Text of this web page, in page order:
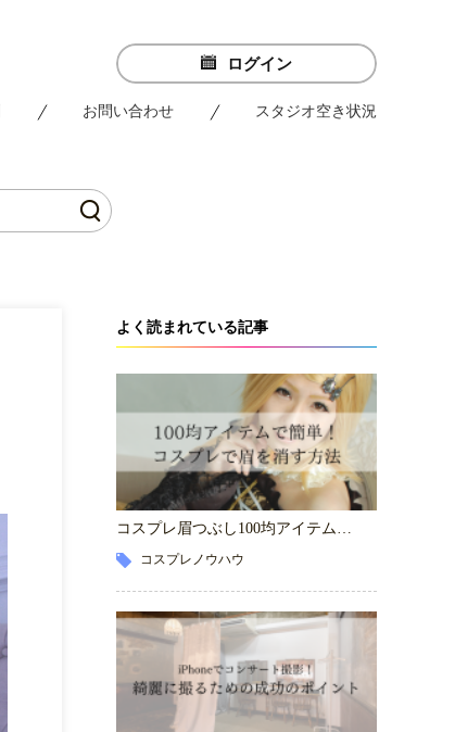
ログイン
お問い合わせ スタジオ空き状況
よく読まれている記事
コスプレ眉つぶし100均アイテム…
コスプレノウハウ